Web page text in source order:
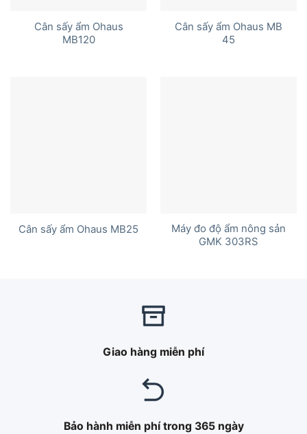
Cân sấy ẩm Ohaus
MB120
Cân sấy ẩm Ohaus MB
45
Cân sấy ẩm Ohaus MB25
Máy đo độ ẩm nông sản
GMK 303RS
Giao hàng miễn phí
Bảo hành miễn phí trong 365 ngày